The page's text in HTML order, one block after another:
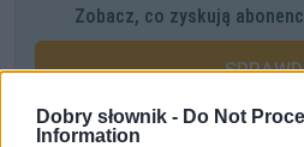
Dobry słownik - Do Not
Information
Zobacz, co zyskują